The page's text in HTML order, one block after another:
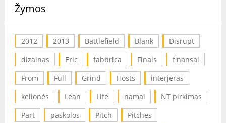
Žymos
2012 2013 Battlefield Blank
Disrupt
dizainas
Eric fabbrica Finals
finansai
From
Full Grind Hosts
interjeras
kelionės
Lean Life namai
NT pirkimas
Part
paskolos Pitch
Pitches